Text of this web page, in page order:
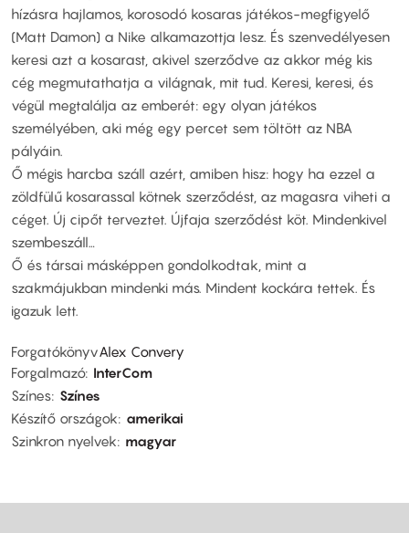
hízásra hajlamos, korosodó kosaras játékos-megfigyelő
(Matt Damon) a Nike alkamazottja lesz. És szenvedélyesen
keresi azt a kosarast, akivel szerződve az akkor még kis
cég megmutathatja a világnak, mit tud. Keresi, keresi, és
végül megtalálja az emberét: egy olyan játékos
személyében, aki még egy percet sem töltött az NBA
pályáin.
Ő mégis harcba száll azért, amiben hisz: hogy ha ezzel a
zöldfülű kosarassal kötnek szerződést, az magasra viheti a
céget. Új cipőt terveztet. Újfaja szerződést köt. Mindenkivel
szembeszáll…
Ő és társai másképpen gondolkodtak, mint a
szakmájukban mindenki más. Mindent kockára tettek. És
igazuk lett.
ForgatókönyvAlex Convery
Forgalmazó InterCom
Színes Színes
Készítő országok
amerikai
Szinkron nyelvek
magyar